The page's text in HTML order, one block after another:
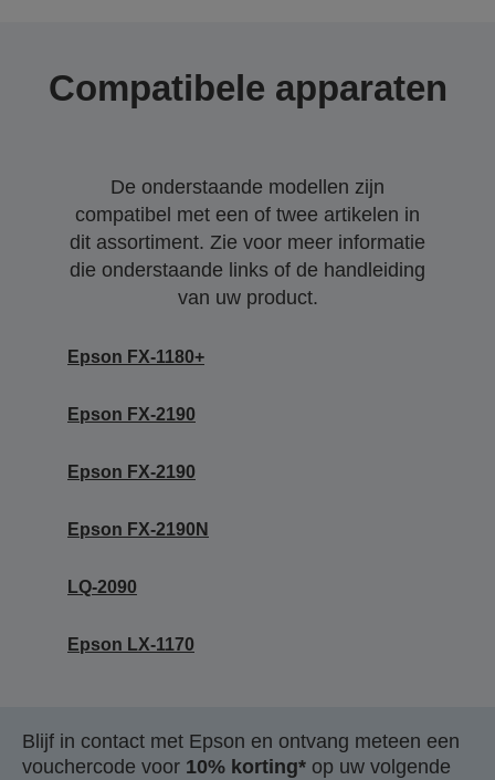
Compatibele apparaten
De onderstaande modellen zijn
compatibel met een of twee artikelen in
dit assortiment. Zie voor meer informatie
die onderstaande links of de handleiding
van uw product.
Epson FX-1180+
Epson FX-2190
Epson FX-2190
Epson FX-2190N
LQ-2090
Epson LX-1170
Blijf in contact met Epson en ontvang meteen een
vouchercode voor 10% korting* op uw volgende